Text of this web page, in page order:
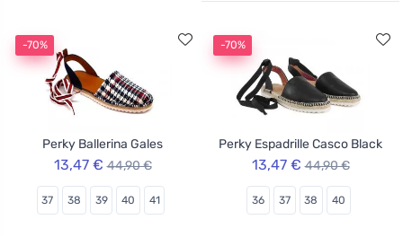
-70%
Perky Ballerina Gales
13,47 € 44,90 €
37 38 39 40 41
-70%
Perky Espadrille Casco Black
13,47 € 44,90 €
36 37 38 40